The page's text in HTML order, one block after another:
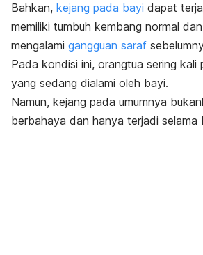
Bahkan, kejang pada bayi dapat
memiliki tumbuh kembang normal
mengalami gangguan saraf
Pada kondisi ini, orangtua sering kali
yang sedang dialami oleh bayi.
Namun, kejang pada umumnya
berbahaya dan hanya terjadi selama